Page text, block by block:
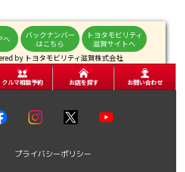
by トヨタモビリティ滋賀株式会社
へ
バックナンバー
はこちら
トヨタモビリティ
滋賀サイトへ
クルマ相談予約 お店を探す お問い合わせ
プライバシーポリシー